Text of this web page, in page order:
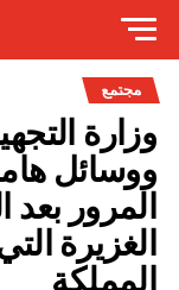
مجتمع
وزارة
ووسائل
المرور بعد
الغزيرة
المملكة